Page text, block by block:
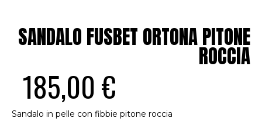
SANDALO FUSBET ORTONA PITONE
ROCCIA
185,00 €
Sandalo in pelle con fibbie pitone roccia